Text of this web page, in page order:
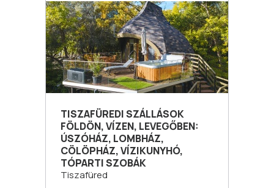
TISZAFÜREDI SZÁLLÁSOK
FÖLDÖN, VÍZEN, LEVEGŐBEN:
ÚSZÓHÁZ, LOMBHÁZ,
CÖLÖPHÁZ, VÍZIKUNYHÓ,
TÓPARTI SZOBÁK
Tiszafüred